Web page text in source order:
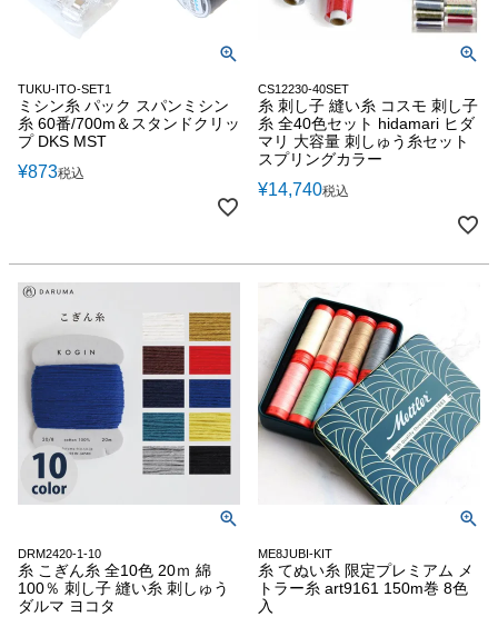
TUKU-ITO-SET1
ミシン糸 パック スパンミシン
糸 60番/700m＆スタンドクリッ
プ DKS MST
¥873税込
CS12230-40SET
糸 刺し子 縫い糸 コスモ 刺し子
糸 全40色セット hidamari ヒダ
マリ 大容量 刺しゅう糸セット
スプリングカラー
¥14,740税込
DRM2420-1-10
糸 こぎん糸 全10色 20ｍ 綿
100％ 刺し子 縫い糸 刺しゅう
ダルマ ヨコタ
ME8JUBI-KIT
糸 てぬい糸 限定プレミアム メ
トラー糸 art9161 150m巻 8色
入